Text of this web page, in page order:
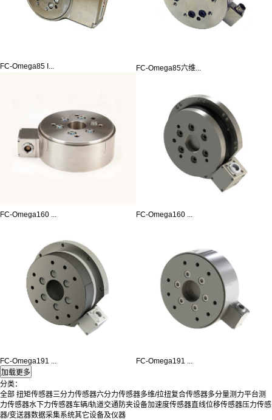
FC-Omega85 I... FC-Omega85六维...
FC-Omega160 ... FC-Omega160 ...
FC-Omega191 ... FC-Omega191 ...
分类：
全部 扭矩传感器三分力传感器六分力传感器多维/拉扭复合传感器多分量测力平台测
力传感器水下力传感器车辆/轨道交通防夹设备加速度传感器直线位移传感器压力传感
器/变送器数据采集系统其它设备及仪器